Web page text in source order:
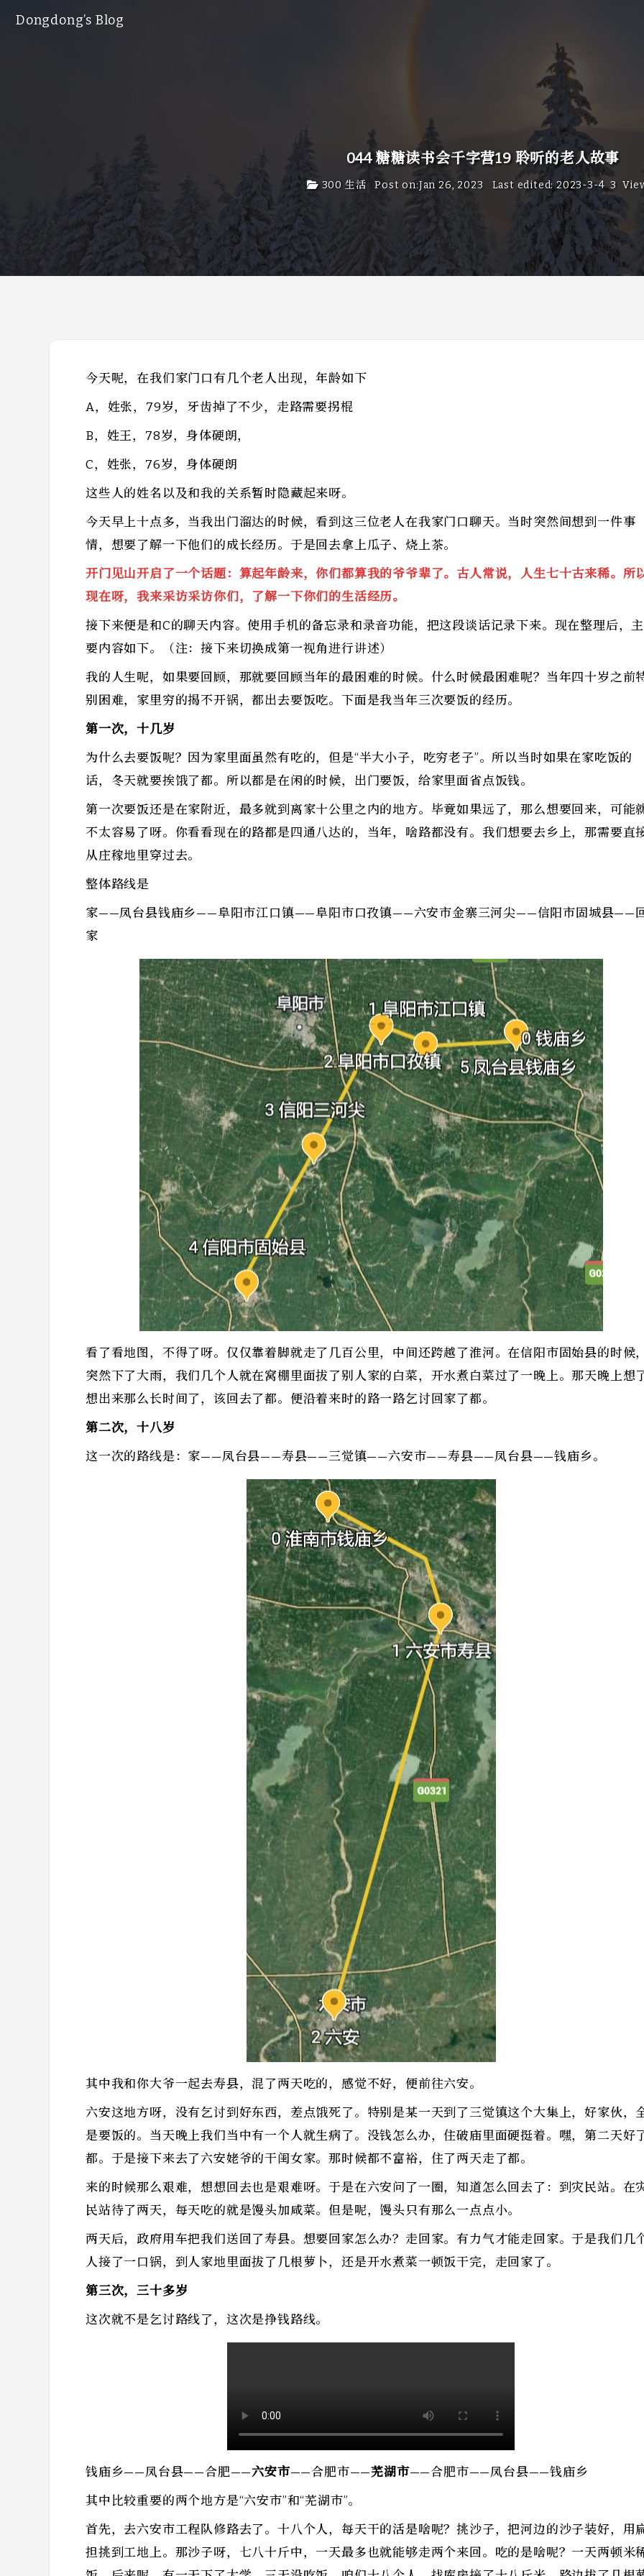
Dongdong’s Blog
044 糖糖读书会千字营19 聆听的老人故事
300 生活 Post on:Jan 26, 2023 Last edited: 2023-3-4 3
今天呢，在我们家门口有几个老人出现，年龄如下
A，姓张，79岁，牙齿掉了不少，走路需要拐棍
B，姓王，78岁，身体硬朗，
C，姓张，76岁，身体硬朗
这些人的姓名以及和我的关系暂时隐藏起来呀。
今天早上十点多，当我出门溜达的时候，看到这三位老人在我家门口聊天。当时突然间想到一件事
情，想要了解一下他们的成长经历。于是回去拿上瓜子、烧上茶。
开门见山开启了一个话题：算起年龄来，你们都算我的爷爷辈了。古人常说，人生七十古来稀。所
现在呀，我来采访采访你们，了解一下你们的生活经历。
接下来便是和C的聊天内容。使用手机的备忘录和录音功能，把这段谈话记录下来。现在整理后，主
要内容如下。（注：接下来切换成第一视角进行讲述）
我的人生呢，如果要回顾，那就要回顾当年的最困难的时候。什么时候最困难呢？当年四十岁之前
别困难，家里穷的揭不开锅，都出去要饭吃。下面是我当年三次要饭的经历。
第一次，十几岁
为什么去要饭呢？因为家里面虽然有吃的，但是“半大小子，吃穷老子”。所以当时如果在家吃饭的
话，冬天就要挨饿了都。所以都是在闲的时候，出门要饭，给家里面省点饭钱。
第一次要饭还是在家附近，最多就到离家十公里之内的地方。毕竟如果远了，那么想要回来，可能
不太容易了呀。你看看现在的路都是四通八达的，当年，啥路都没有。我们想要去乡上，那需要直
从庄稼地里穿过去。
整体路线是
家——凤台县钱庙乡——阜阳市江口镇——阜阳市口孜镇——六安市金寨三河尖——信阳市固城县——
家
看了看地图，不得了呀。仅仅靠着脚就走了几百公里，中间还跨越了淮河。在信阳市固始县的时候
突然下了大雨，我们几个人就在窝棚里面拔了别人家的白菜，开水煮白菜过了一晚上。那天晚上想
想出来那么长时间了，该回去了都。便沿着来时的路一路乞讨回家了都。
第二次，十八岁
这一次的路线是：家——凤台县——寿县——三觉镇——六安市——寿县——凤台县——钱庙乡。
其中我和你大爷一起去寿县，混了两天吃的，感觉不好，便前往六安。
六安这地方呀，没有乞讨到好东西，差点饿死了。特别是某一天到了三觉镇这个大集上，好家伙，
是要饭的。当天晚上我们当中有一个人就生病了。没钱怎么办，住破庙里面硬挺着。嘿，第二天好
都。于是接下来去了六安姥爷的干闺女家。那时候都不富裕，住了两天走了都。
来的时候那么艰难，想想回去也是艰难呀。于是在六安问了一圈，知道怎么回去了：到灾民站。在
民站待了两天，每天吃的就是馒头加咸菜。但是呢，馒头只有那么一点点小。
两天后，政府用车把我们送回了寿县。想要回家怎么办？走回家。有力气才能走回家。于是我们几
人接了一口锅，到人家地里面拔了几根萝卜，还是开水煮菜一顿饭干完，走回家了。
第三次，三十多岁
这次就不是乞讨路线了，这次是挣钱路线。
钱庙乡——凤台县——合肥——六安市——合肥市——芜湖市——合肥市——凤台县——钱庙乡
其中比较重要的两个地方是“六安市”和“芜湖市”。
首先，去六安市工程队修路去了。十八个人，每天干的活是啥呢？挑沙子，把河边的沙子装好，用
担挑到工地上。那沙子呀，七八十斤中，一天最多也就能够走两个来回。吃的是啥呢？一天两顿米